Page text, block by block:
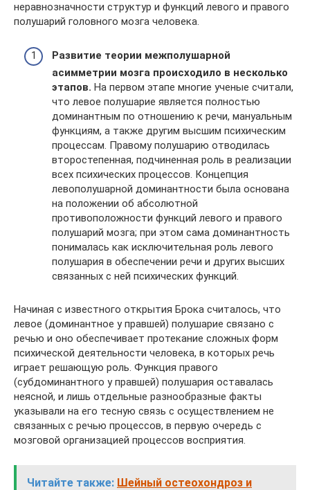
неравнозначности структур и функций левого и правого
полушарий головного мозга человека.
Развитие теории межполушарной
асимметрии мозга происходило в несколько
этапов. На первом этапе многие ученые считали,
что левое полушарие является полностью
доминантным по отношению к речи, мануальным
функциям, а также другим высшим психическим
процессам. Правому полушарию отводилась
второстепенная, подчиненная роль в реализации
всех психических процессов. Концепция
левополушарной доминантности была основана
на положении об абсолютной
противоположности функций левого и правого
полушарий мозга; при этом сама доминантность
понималась как исключительная роль левого
полушария в обеспечении речи и других высших
связанных с ней психических функций.
Начиная с известного открытия Брока считалось, что
левое (доминантное у правшей) полушарие связано с
речью и оно обеспечивает протекание сложных форм
психической деятельности человека, в которых речь
играет решающую роль. Функция правого
(субдоминантного у правшей) полушария оставалась
неясной, и лишь отдельные разнообразные факты
указывали на его тесную связь с осуществлением не
связанных с речью процессов, в первую очередь с
мозговой организацией процессов восприятия.
Читайте также: Шейный остеохондроз и